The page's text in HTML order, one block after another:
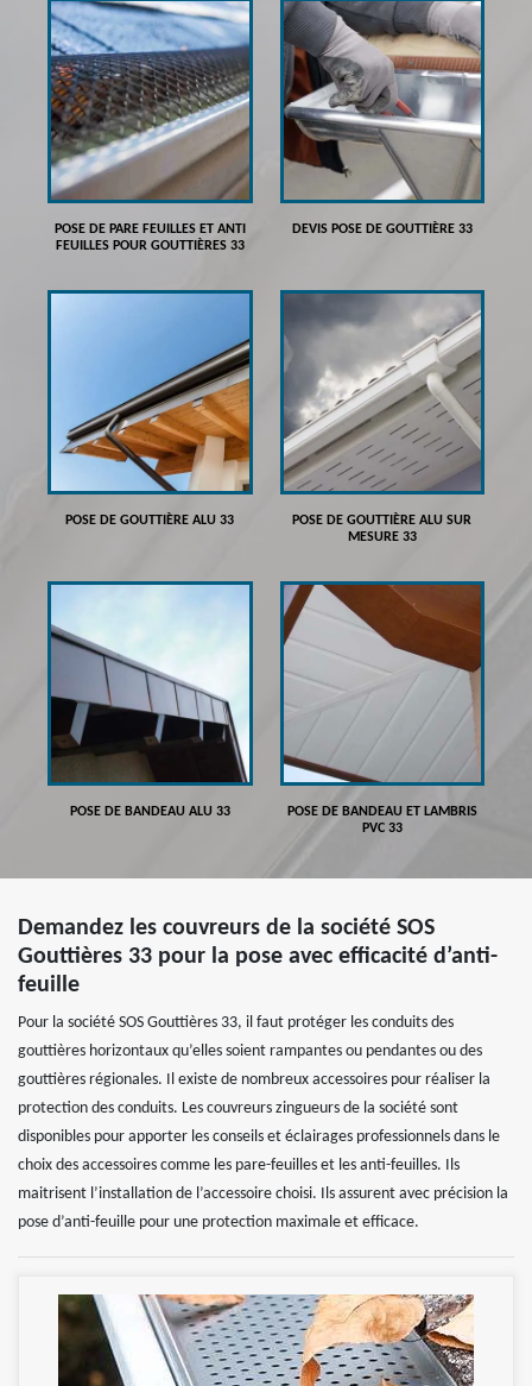
POSE DE PARE FEUILLES ET ANTI
FEUILLES POUR GOUTTIÈRES 33
DEVIS POSE DE GOUTTIÈRE 33
POSE DE GOUTTIÈRE ALU 33
POSE DE GOUTTIÈRE ALU SUR
MESURE 33
POSE DE BANDEAU ALU 33
POSE DE BANDEAU ET LAMBRIS
PVC 33
Demandez les couvreurs de la société SOS
Gouttières 33 pour la pose avec efficacité d’anti-
feuille
Pour la société SOS Gouttières 33, il faut protéger les conduits des
gouttières horizontaux qu’elles soient rampantes ou pendantes ou des
gouttières régionales. Il existe de nombreux accessoires pour réaliser la
protection des conduits. Les couvreurs zingueurs de la société sont
disponibles pour apporter les conseils et éclairages professionnels dans le
choix des accessoires comme les pare-feuilles et les anti-feuilles. Ils
maitrisent l’installation de l’accessoire choisi. Ils assurent avec précision la
pose d’anti-feuille pour une protection maximale et efficace.